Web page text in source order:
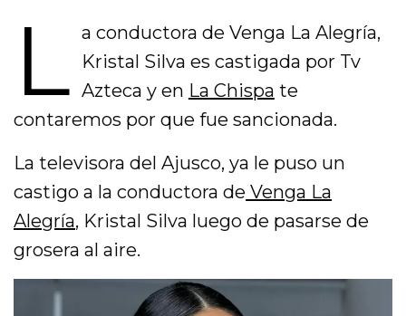
L a conductora de Venga La Alegría,
Kristal Silva es castigada por Tv
Azteca y en La Chispa te
contaremos por que fue sancionada.
La televisora del Ajusco, ya le puso un
castigo a la conductora de Venga La
Alegría, Kristal Silva luego de pasarse de
grosera al aire.